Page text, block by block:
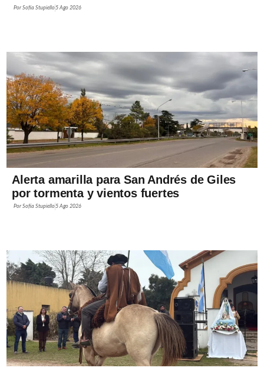
PorSofía Stupiello5 Ago 2026
Alerta amarilla para San Andrés de Giles
por tormenta y vientos fuertes
PorSofía Stupiello5 Ago 2026